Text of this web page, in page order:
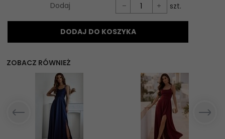
Dodaj szt.
DODAJ DO KOSZYKA
ZOBACZ RÓWNIEŻ